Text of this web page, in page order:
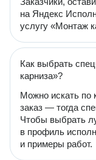
на Яндекс
услугу «Монтаж
Как выбрать
карниза»?
Можно искать по
заказ — тогда
Чтобы выбрать
в профиль
и примеры работ.